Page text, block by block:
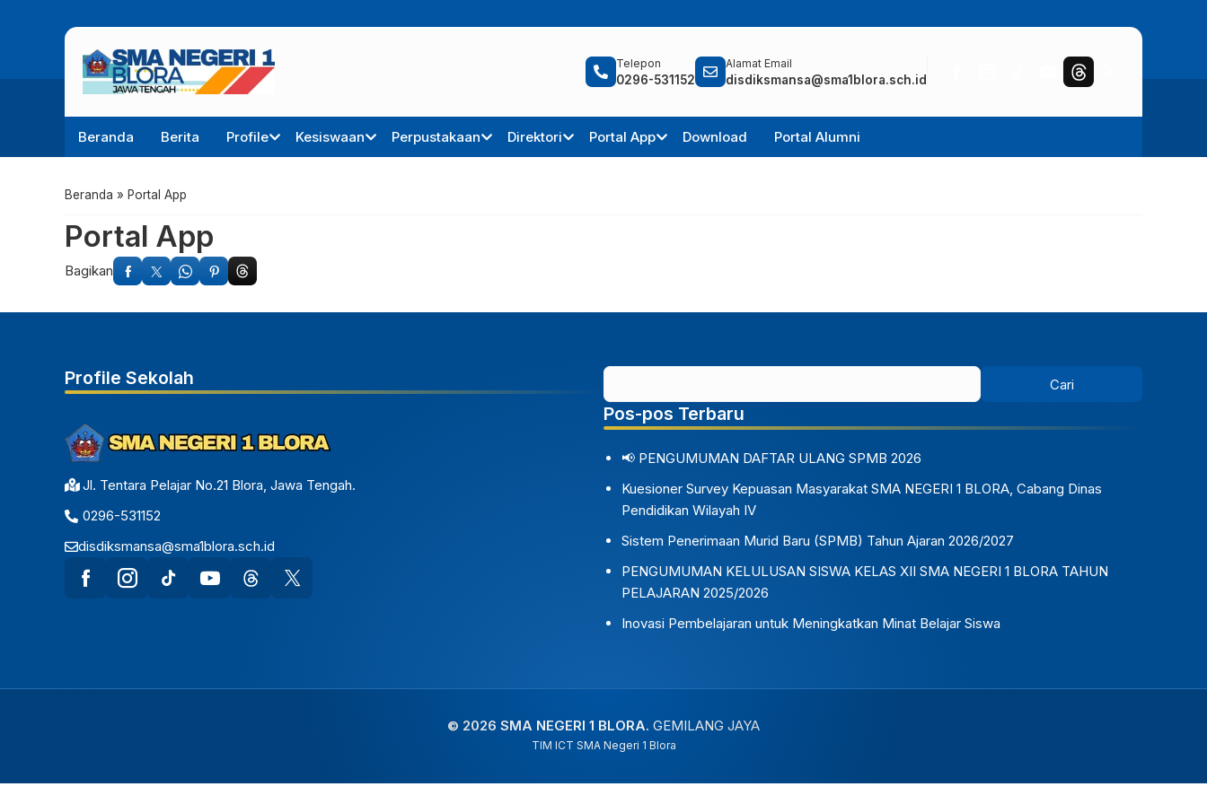
Telepon
0296-531152
Alamat Email
disdiksmansa@sma1blora.sch.id
Beranda Berita Profile Kesiswaan Perpustakaan Direktori Portal App Download Portal Alumni
Beranda » Portal App
Portal App
Bagikan
Profile Sekolah
Jl. Tentara Pelajar No.21 Blora, Jawa Tengah.
0296-531152
disdiksmansa@sma1blora.sch.id
Pos-pos Terbaru
📢 PENGUMUMAN DAFTAR ULANG SPMB 2026
Kuesioner Survey Kepuasan Masyarakat SMA NEGERI 1 BLORA, Cabang Dinas
Pendidikan Wilayah IV
Sistem Penerimaan Murid Baru (SPMB) Tahun Ajaran 2026/2027
PENGUMUMAN KELULUSAN SISWA KELAS XII SMA NEGERI 1 BLORA TAHUN
PELAJARAN 2025/2026
Inovasi Pembelajaran untuk Meningkatkan Minat Belajar Siswa
© 2026 SMA NEGERI 1 BLORA. GEMILANG JAYA
TIM ICT SMA Negeri 1 Blora